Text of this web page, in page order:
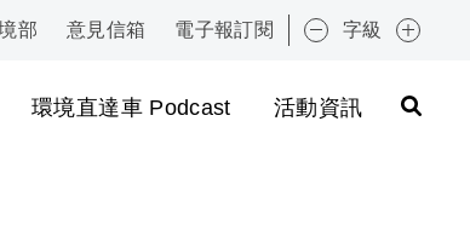
部 意見信箱 電子報訂閱 字級
環境直達車 Podcast 活動資訊
:::